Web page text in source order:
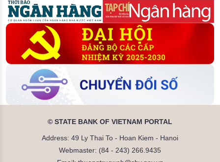
© STATE BANK OF VIETNAM PORTAL
Address: 49 Ly Thai To - Hoan Kiem - Hanoi
Webmaster: (84 - 243) 266.9435